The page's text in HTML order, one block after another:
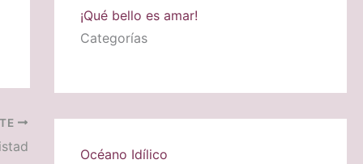
¡Qué bello es amar!
Categorías
Océano Idílico